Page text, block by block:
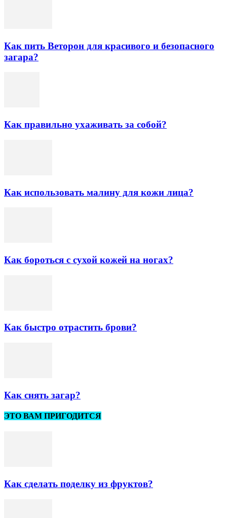
Как пить Веторон для красивого и безопасного
загара?
Как правильно ухаживать за собой?
Как использовать малину для кожи лица?
Как бороться с сухой кожей на ногах?
Как быстро отрастить брови?
Как снять загар?
ЭТО ВАМ ПРИГОДИТСЯ
Как сделать поделку из фруктов?